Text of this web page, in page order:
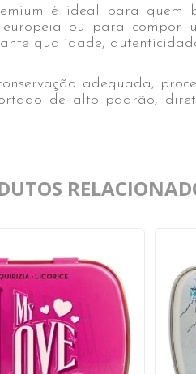
é ideal para quem
ou para compor
qualidade,
adequada,
de alto padrão,